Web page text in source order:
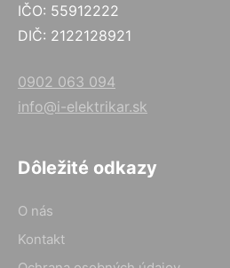
IČO: 55912222
DIČ: 2122128921
0902 063 094
info@i-elektrikar.sk
Dôležité odkazy
O nás
Kontakt